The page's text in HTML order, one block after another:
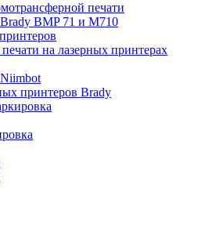
печати
BMP 71 и M710
на лазерных принтерах
принтеров Brady